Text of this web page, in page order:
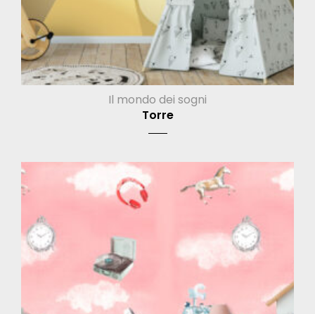
Il mondo dei sogni
Torre